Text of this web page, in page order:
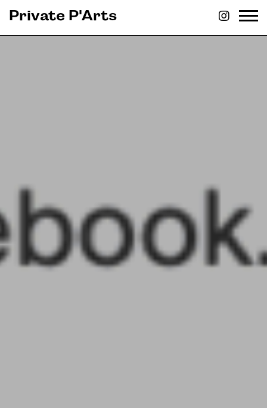
Private P'Arts